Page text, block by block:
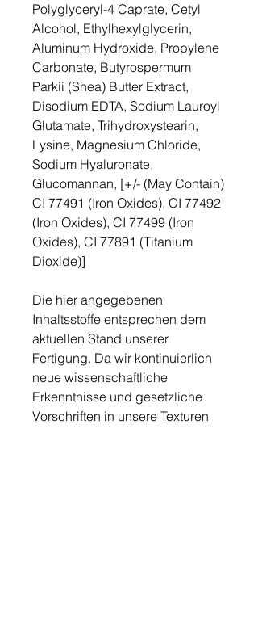
Polyglyceryl-4 Caprate, Cetyl
Alcohol, Ethylhexylglycerin,
Aluminum Hydroxide, Propylene
Carbonate, Butyrospermum
Parkii (Shea) Butter Extract,
Disodium EDTA, Sodium Lauroyl
Glutamate, Trihydroxystearin,
Lysine, Magnesium Chloride,
Sodium Hyaluronate,
Glucomannan, [+/- (May Contain)
CI 77491 (Iron Oxides), CI 77492
(Iron Oxides), CI 77499 (Iron
Oxides), CI 77891 (Titanium
Dioxide)]
Die hier angegebenen
Inhaltsstoffe entsprechen dem
aktuellen Stand unserer
Fertigung. Da wir kontinuierlich
neue wissenschaftliche
Erkenntnisse und gesetzliche
Vorschriften in unsere Texturen